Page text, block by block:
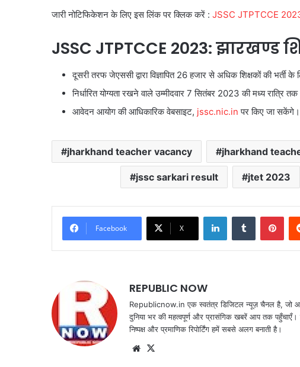
जारी नोटिफिकेशन के लिए इस लिंक पर क्लिक करें : JSSC JTPTCCE
JSSC JTPTCCE 2023: झारखण्ड
दूसरी तरफ जेएससी द्वारा विज्ञापित 26 हजार से अधिक शिक्षकों की
निर्धारित योग्यता रखने वाले उम्मीदवार 7 सितंबर 2023 की मध्य रात्रि
आवेदन आयोग की आधिकारिक वेबसाइट, jssc.nic.in पर किए जा सकेंगे।
jharkhand teacher vacancy jharkhand
jssc sarkari result jtet 2023
Facebook X
LinkedInTumblr
REPUBLIC NOW
Republicnow.in एक स्वतंत्र डिजिटल न्यूज़ चैनल है, जो
दुनिया भर की महत्वपूर्ण और प्रासंगिक खबरें आप तक पहुँचाएँ।
निष्पक्ष और प्रमाणिक रिपोर्टिंग हमें सबसे अलग बनाती है।
Website